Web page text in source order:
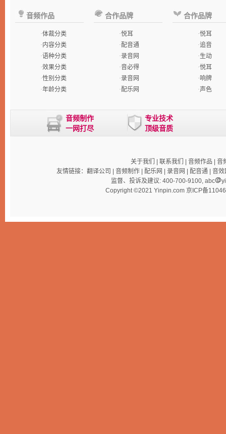
音频作品
·体裁分类
· 内容分类
·语种分类
·效果分类
·性别分类
·年龄分类
合作品牌
·悦耳
·配音通
·录音网
·音必得
·录音网
·配乐网
合作品牌
·悦耳
·追音
·生动
·悦耳
·响牌
·声色
音频制作
一网打尽
专业技术
顶级音质
关于我们 联系我们 音频作品
音
友情链接： 翻译公司 音频制作| 配乐网 录音网 配音通| 音效
监督、投诉及建议: 400-700-9100, abc
Copyright ©2021 Yinpin.com 京ICP备